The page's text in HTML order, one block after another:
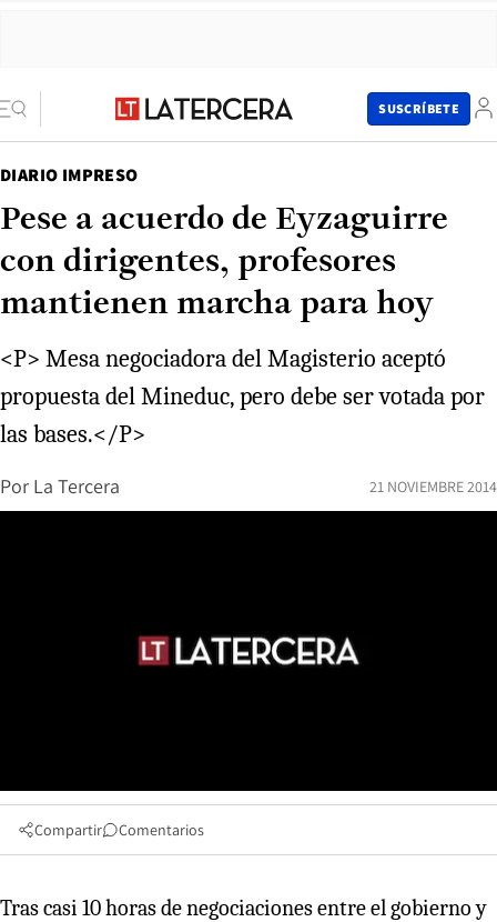
SUSCRÍBETE
DIARIO IMPRESO
Pese a acuerdo de Eyzaguirre
con dirigentes, profesores
mantienen marcha para hoy
<P> Mesa negociadora del Magisterio aceptó
propuesta del Mineduc, pero debe ser votada por
las bases.</P>
Por La Tercera 21 NOVIEMBRE 2014
Compartir Comentarios
Tras casi 10 horas de negociaciones entre el gobierno y